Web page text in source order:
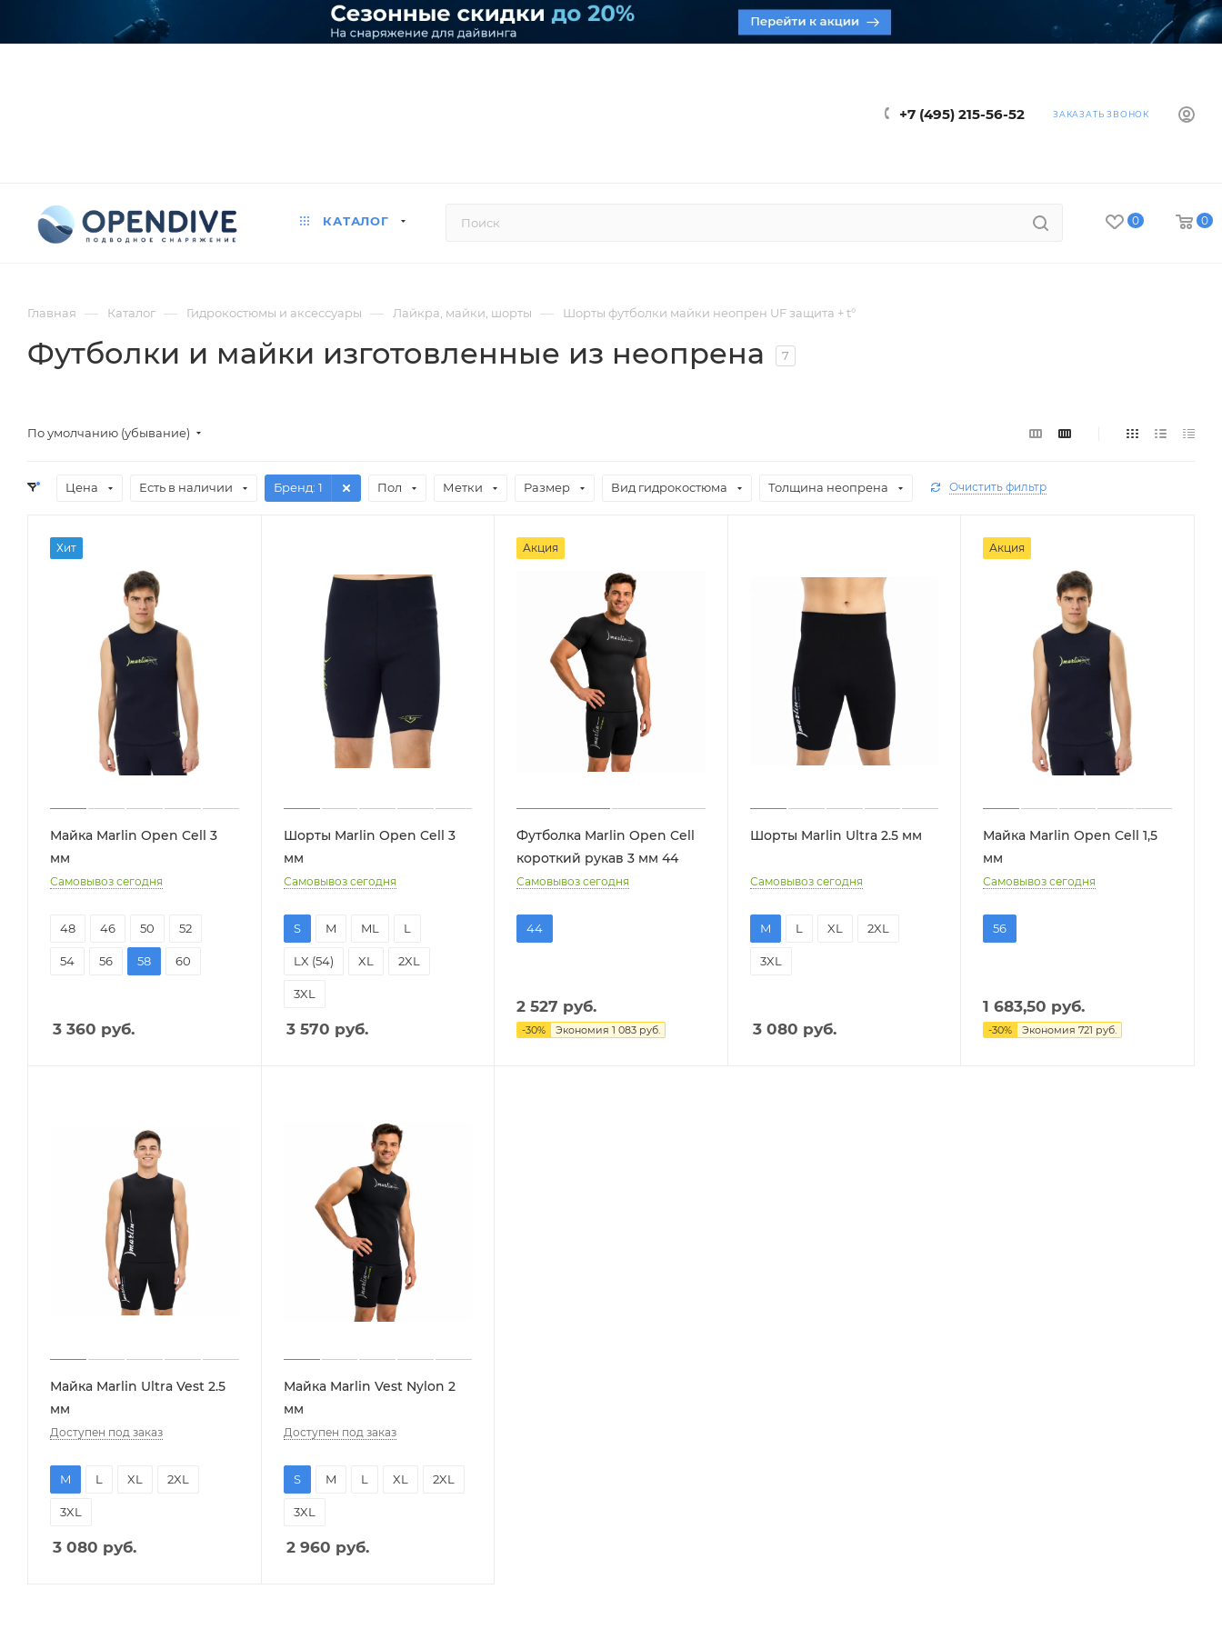
+7 (495) 215-56-52 ЗАКАЗАТЬ ЗВОНОК
КАТАЛОГ 0 0
Главная — Каталог — Гидрокостюмы и аксессуары — Лайкра, майки, шорты — Шорты футболки майки неопрен UF защита + t°
Футболки и майки изготовленные из неопрена 7
По умолчанию (убывание)
Цена Есть в наличии Бренд: 1 Пол Метки Размер Вид гидрокостюма Толщина неопрена Очистить фильтр
Хит
Майка Marlin Open Cell 3
мм
Самовывоз сегодня
48 46 50 52
54 56 58 60
3 360 руб.
Шорты Marlin Open Cell 3
мм
Самовывоз сегодня
S M ML L
LX (54) XL 2XL
3XL
3 570 руб.
Акция
Футболка Marlin Open Cell
короткий рукав 3 мм 44
Самовывоз сегодня
44
2 527 руб.
-30% Экономия1 083 руб.
Шорты Marlin Ultra 2.5 мм
Самовывоз сегодня
M L XL 2XL
3XL
3 080 руб.
Акция
Майка Marlin Open Cell 1,5
мм
Самовывоз сегодня
56
1 683,50 руб.
-30% Экономия721 руб.
Майка Marlin Ultra Vest 2.5
мм
Доступен под заказ
M L XL 2XL
3XL
3 080 руб.
Майка Marlin Vest Nylon 2
мм
Доступен под заказ
S M L XL 2XL
3XL
2 960 руб.